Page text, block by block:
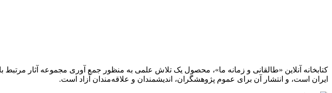
کتابخانه آنلاین «طالقانی و زمانه ما»، محصول یک تلاش علمی به منظور جمع آوری مجموعه آثار مرتبط
ایران است، و انتشار آن برای عموم پژوهشگران، اندیشمندان و علاقه‌مندان آزاد است.